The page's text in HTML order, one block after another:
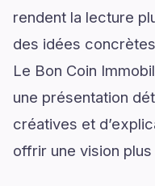
rendent la lecture
des idées
Le Bon Coin
une présentation
créatives et
offrir une vision